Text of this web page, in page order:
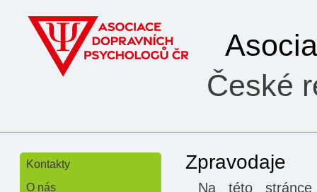
České
Kontakty
O nás
Zpravodaje
Na této stránce